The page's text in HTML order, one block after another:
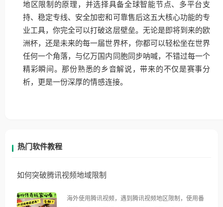
地区限制的原理，并选择具备全球智能节点、多平台支
持、稳定专线、安全加密和可靠售后这五大核心功能的专
业工具，你完全可以打破这层壁垒。无论是即将到来的欧
洲杯，还是未来的每一届世界杯，你都可以轻松坐在世界
任何一个角落，与亿万国内同胞同步呐喊，不错过每一个
精彩瞬间。那份熟悉的乡音解说，带来的不仅是赛事分
析，更是一份深厚的情感连接。
热门软件教程
如何突破腾讯视频地域限制
海外使用腾讯视频，遇到腾讯视频地区限制，使用番